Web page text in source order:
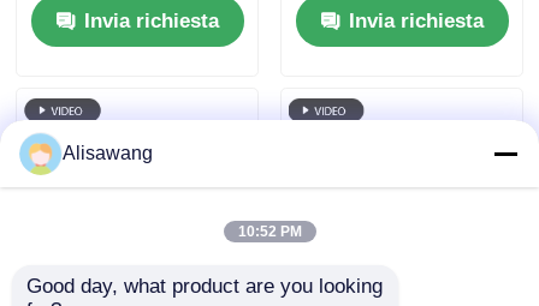
soluzioni in acciaio
pre-progettate
massimizzare
l'efficienza dello
spazio industriale
Invia richiesta
preconfezionate, che
offre soluzioni in
personalizzabili per
Invia richiesta
Alisawang
10:52 PM
Good day, what product are you looking